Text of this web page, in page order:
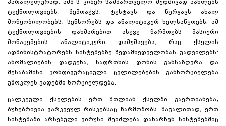
პარალელურად, აშშ-ს კიბერ სამმართველო მუდმივად აახლებს
ტექნოლოგიებს: შემოაქვს, ტესტავს და ნერგავს ახალ
მოწყობილობებს, სენსორებს და ანალიტიკურ ხელსაწყოებს. ამ
ტექნოლოგიების დახმარებით ასევე წარმოებს მასიური
მონაცემების ანალიტიკური დამუშავება, რაც ქსელის
ადმინისტრატორებს სისტემებზე ზედამხედველობას უადვილებს:
ანომალიების დადგენა, საფრთხის დონის განსაზღვრა და
შესაბამისი კონფიგურაციული ცვლილებების განხორციელება
უმოკლეს ვადებში ხორციელდება.
ცალკეული ქსელების ერთ მთლიან ქსელში გაერთიანება,
ბუნებრივია გარკვეულ რისკებსაც წარმოშობს. მაგალითად, ერთ
სისტემაში არსებული ვირუსი შეიძლება დანარჩენ სისტემებშიც